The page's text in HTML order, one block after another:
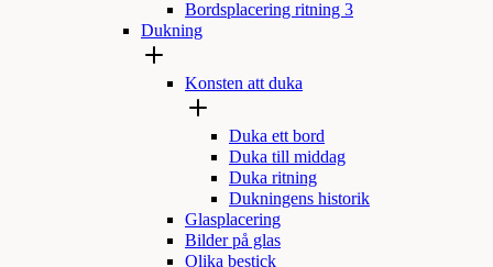
Bordsplacering ritning 3
Dukning
Konsten att duka
Duka ett bord
Duka till middag
Duka ritning
Dukningens historik
Glasplacering
Bilder på glas
Olika bestick